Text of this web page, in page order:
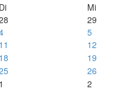
Di
Mi
29
5
11
12
18
19
26
1 2